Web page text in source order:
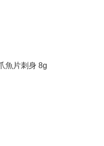
魚片刺身 8g